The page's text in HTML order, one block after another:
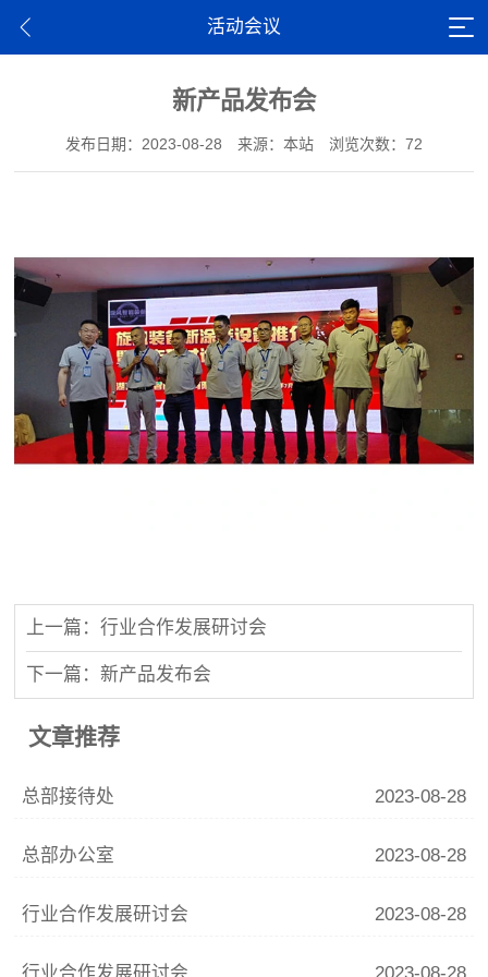
活动会议
新产品发布会
发布日期：2023-08-28 来源：本站 浏览次数：72
上一篇：行业合作发展研讨会
下一篇：新产品发布会
文章推荐
总部接待处 2023-08-28
总部办公室 2023-08-28
行业合作发展研讨会 2023-08-28